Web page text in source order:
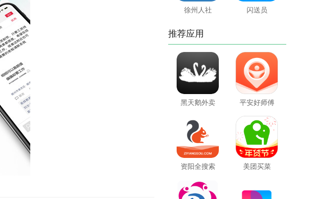
徐州人社 闪送员
推荐应用
黑天鹅外卖 平安好师傅
资阳全搜索 美团买菜